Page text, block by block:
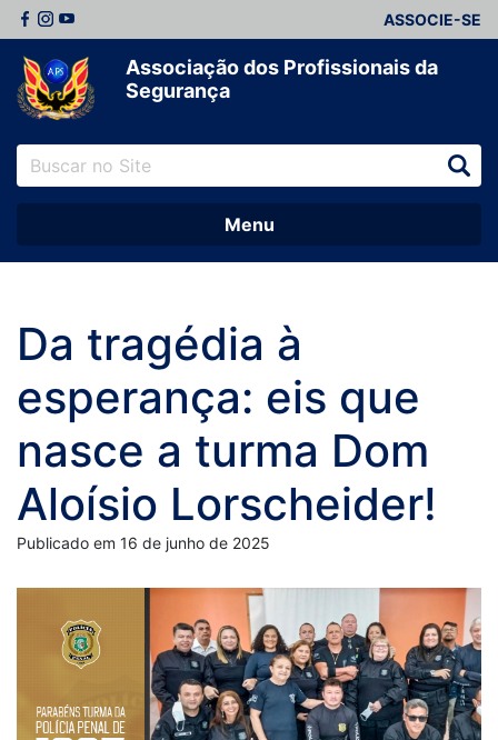
ASSOCIE-SE
Associação dos Profissionais da
Segurança
Menu
Da tragédia à
esperança: eis que
nasce a turma Dom
Aloísio Lorscheider!
Publicado em 16 de junho de 2025